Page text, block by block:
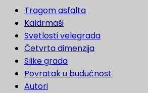
Tragom asfalta
Kaldrmaši
Svetlosti velegrada
Četvrta dimenzija
Slike grada
Povratak u budućnost
Autori